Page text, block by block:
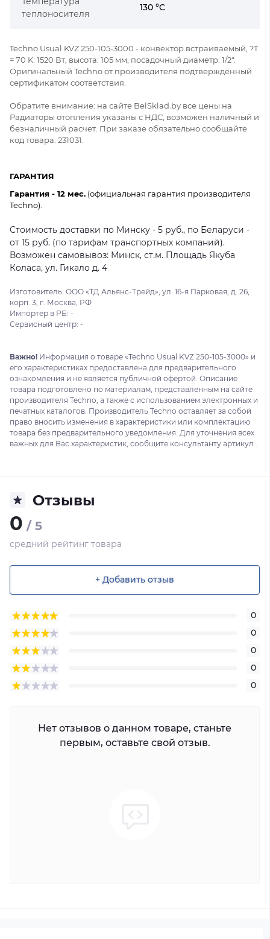
теплоносителя
130 °C
Techno Usual KVZ 250-105-3000 - конвектор встраиваемый, ?Т
= 70 K: 1520 Вт, высота: 105 мм, посадочный диаметр: 1/2".
Оригинальный Techno от производителя подтверждённый
сертификатом соответствия.
Обратите внимание: на сайте BelSklad.by все цены на
Радиаторы отопления указаны с НДС, возможен наличный и
безналичный расчет. При заказе обязательно сообщайте
код товара: 231031.
ГАРАНТИЯ
Гарантия - 12 мес. (официальная гарантия производителя
Techno).
Стоимость доставки по Минску - 5 руб., по Беларуси -
от 15 руб. (по тарифам транспортных компаний).
Возможен самовывоз: Минск, ст.м. Площадь Якуба
Коласа, ул. Гикало д. 4
Изготовитель: ООО «ТД Альянс-Трейд», ул. 16-я Парковая, д. 26,
корп. 3, г. Москва, РФ
Импортер в РБ: -
Сервисный центр: -
Важно! Информация о товаре «Techno Usual KVZ 250-105-3000» и
его характеристиках предоставлена для предварительного
ознакомления и не является публичной офертой. Описание
товара подготовлено по материалам, представленным на сайте
производителя Techno, а также с использованием электронных и
печатных каталогов. Производитель Techno оставляет за собой
право вносить изменения в характеристики или комплектацию
товара без предварительного уведомления. Для уточнения всех
важных для Вас характеристик, сообщите консультанту артикул .
Отзывы
0 / 5
средний рейтинг товара
+ Добавить отзыв
0
0
0
0
0
Нет отзывов о данном товаре, станьте
первым, оставьте свой отзыв.